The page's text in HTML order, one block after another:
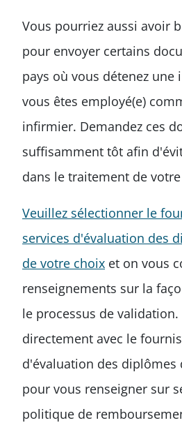
Vous pourriez aussi avoir
pour envoyer certains
pays où vous détenez une
vous êtes employé(e)
infirmier. Demandez ces
suffisamment tôt afin
dans le traitement de
Veuillez sélectionner le
services d'évaluation des
de votre choix et on vous
renseignements sur la
le processus de
directement avec le
d'évaluation des diplômes
pour vous renseigner sur
politique de